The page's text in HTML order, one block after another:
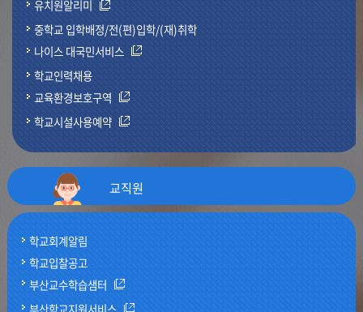
유치원알리미
중학교 입학배정/전(편)입학/(재)취학
나이스 대국민서비스
학교인력채용
교육환경보호구역
학교시설사용예약
교직원
학교회계알림
학교입찰공고
부산교수학습샘터
부산학교지원서비스